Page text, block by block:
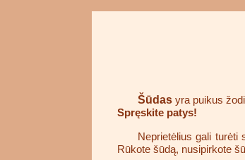
Šūdasyra puikus
Spręskite patys!
Neprietėlius gali
Rūkote šūdą, nusipirkote